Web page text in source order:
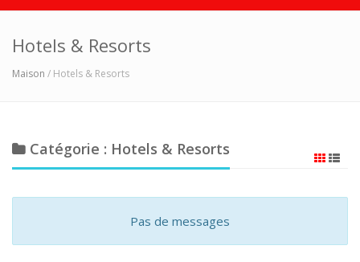
Hotels & Resorts
Maison / Hotels & Resorts
Catégorie : Hotels & Resorts
Pas de messages